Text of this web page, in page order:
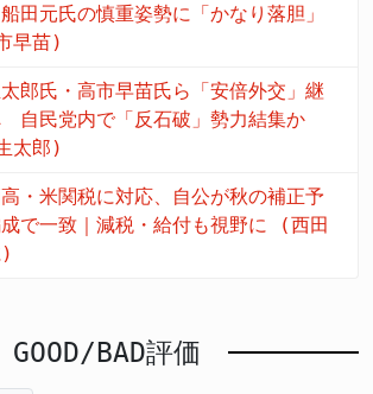
田元氏の慎重姿勢に「かなり落胆」
早苗)
郎氏・高市早苗氏ら「安倍外交」継
自民党内で「反石破」勢力結集か
太郎)
・米関税に対応、自公が秋の補正予
で一致｜減税・給付も視野に (西田
GOOD/BAD評価